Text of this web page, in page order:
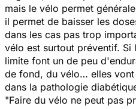
mais le vélo permet
il permet de baisser les
dans les cas pas trop
vélo est surtout préventif. Si
limite font un de peu
de fond, du vélo… elles
dans la pathologie
"Faire du vélo ne peut pas